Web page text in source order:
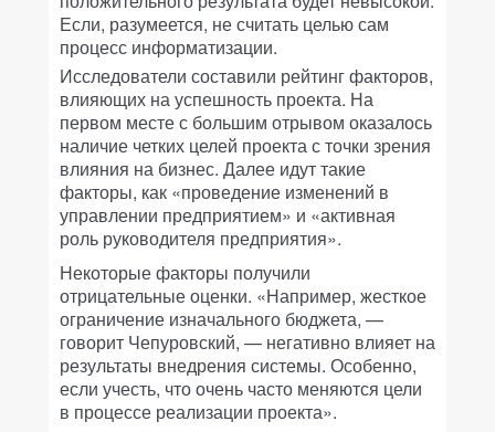
Если, разумеется, не считать целью сам
процесс информатизации.
Исследователи составили рейтинг факторов,
влияющих на успешность проекта. На
первом месте с большим отрывом оказалось
наличие четких целей проекта с точки зрения
влияния на бизнес. Далее идут такие
факторы, как «проведение изменений в
управлении предприятием» и «активная
роль руководителя предприятия».
Некоторые факторы получили
отрицательные оценки. «Например, жесткое
ограничение изначального бюджета, —
говорит Чепуровский, — негативно влияет на
результаты внедрения системы. Особенно,
если учесть, что очень часто меняются цели
в процессе реализации проекта».